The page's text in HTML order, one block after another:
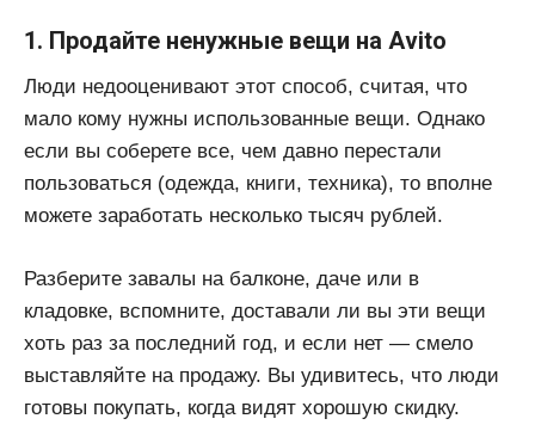
1. Продайте ненужные вещи на Avito
Люди недооценивают этот способ, считая, что
мало кому нужны использованные вещи. Однако
если вы соберете все, чем давно перестали
пользоваться (одежда, книги, техника), то вполне
можете заработать несколько тысяч рублей.
Разберите завалы на балконе, даче или в
кладовке, вспомните, доставали ли вы эти вещи
хоть раз за последний год, и если нет — смело
выставляйте на продажу. Вы удивитесь, что люди
готовы покупать, когда видят хорошую скидку.